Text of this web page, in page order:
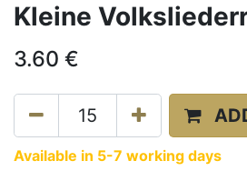
Kleine
3.60 €
Available in 5-7 working days